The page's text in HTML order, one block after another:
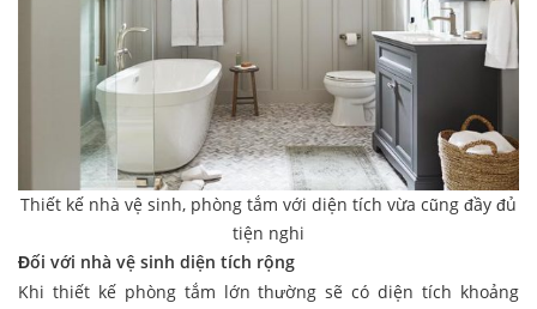
Thiết kế nhà vệ sinh, phòng tắm với diện tích vừa cũng đầy đủ
tiện nghi
Đối với nhà vệ sinh diện tích rộng
Khi thiết kế phòng tắm lớn thường sẽ có diện tích khoảng